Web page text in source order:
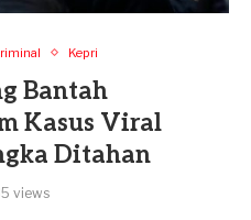
Kepri
Bantah
Kasus Viral
Ditahan
views